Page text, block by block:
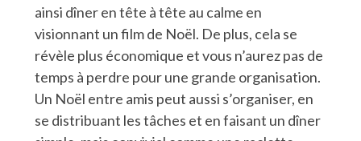
ainsi dîner en tête à tête au calme en
visionnant un film de Noël. De plus, cela se
révèle plus économique et vous n’aurez pas de
temps à perdre pour une grande organisation.
Un Noël entre amis peut aussi s’organiser, en
se distribuant les tâches et en faisant un dîner